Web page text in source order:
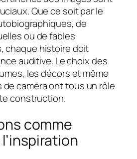
Que ce soit par le
de
ou de fables
chaque histoire doit
auditive. Le choix des
les décors et même
caméra ont tous un rôle
construction.
comme